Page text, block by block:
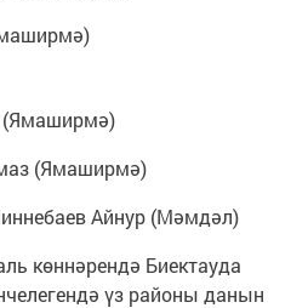
(Ямаширмә)
(Ямаширмә)
Айнур (Мәмдәл)
көннәрендә Биектауда
үз районы данын